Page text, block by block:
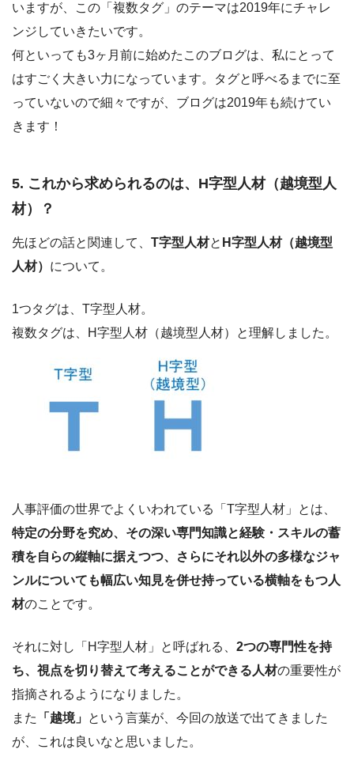
いますが、この「複数タグ」のテーマは2019年にチャレ
ンジしていきたいです。
何といっても3ヶ月前に始めたこのブログは、私にとって
はすごく大きい力になっています。タグと呼べるまでに至
っていないので細々ですが、ブログは2019年も続けてい
きます！
5. これから求められるのは、H字型人材（越境型人
材）？
先ほどの話と関連して、 T字型人材と H字型人材（越境型
人材） について。
1つタグは、T字型人材。
複数タグは、H字型人材（越境型人材）と理解しました。
人事評価の世界でよくいわれている「T字型人材」とは、
特定の分野を究め、その深い専門知識と経験・スキルの蓄
積を自らの縦軸に据えつつ、さらにそれ以外の多様なジャ
ンルについても幅広い知見を併せ持っている横軸をもつ人
材のことです。
それに対し「H字型人材」と呼ばれる、 2つの専門性を持
ち、視点を切り替えて考えることができる人材の重要性が
指摘されるようになりました。
また
「越境」 という言葉が、今回の放送で出てきました
が、これは良いなと思いました。